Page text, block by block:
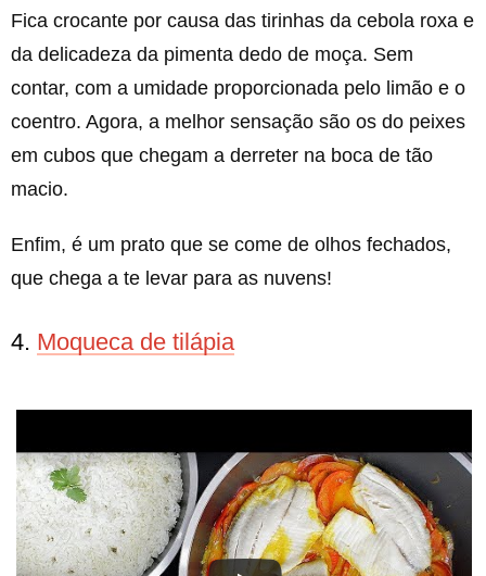
Fica crocante por causa das tirinhas da cebola roxa e
da delicadeza da pimenta dedo de moça. Sem
contar, com a umidade proporcionada pelo limão e o
coentro. Agora, a melhor sensação são os do peixes
em cubos que chegam a derreter na boca de tão
macio.
Enfim, é um prato que se come de olhos fechados,
que chega a te levar para as nuvens!
4. Moqueca de tilápia